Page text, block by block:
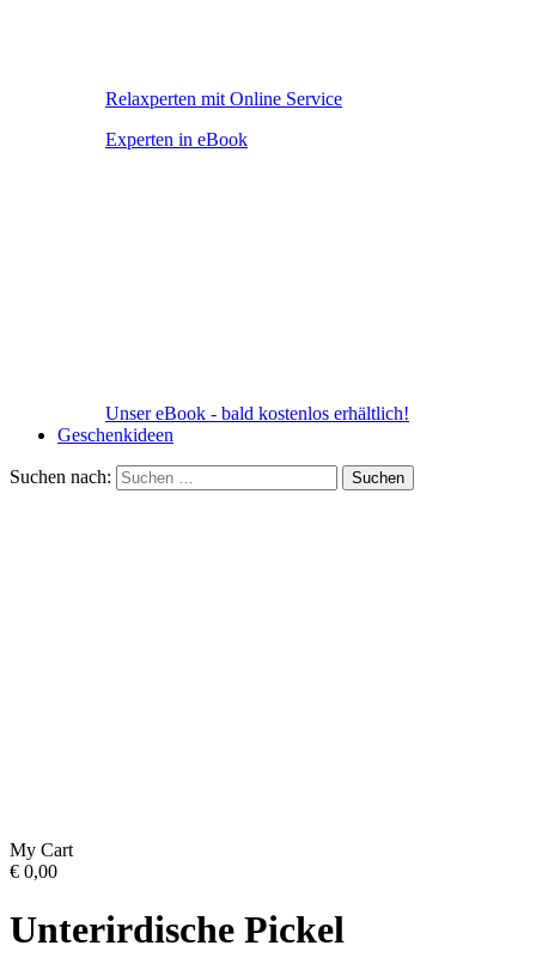
Relaxperten mit Online Service
Experten in eBook
Unser eBook - bald kostenlos erhältlich!
Geschenkideen
Suchen nach:
My Cart
€ 0,00
Unterirdische Pickel